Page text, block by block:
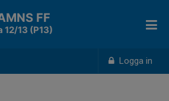
Logga in
FF
12/13 (P13)